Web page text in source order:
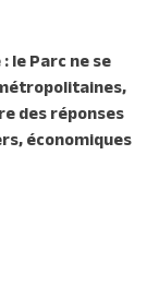
Parc ne se
des réponses
économiques